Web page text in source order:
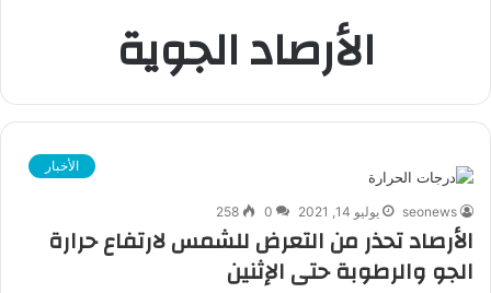
الأرصاد الجوية
الأخبار
seonews يوليو 14, 2021 0
258
الأرصاد تحذر من التعرض للشمس لارتفاع حرارة
الجو والرطوبة حتى الإثنين